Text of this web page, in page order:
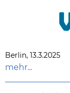
Berlin, 13.3.2025
mehr...